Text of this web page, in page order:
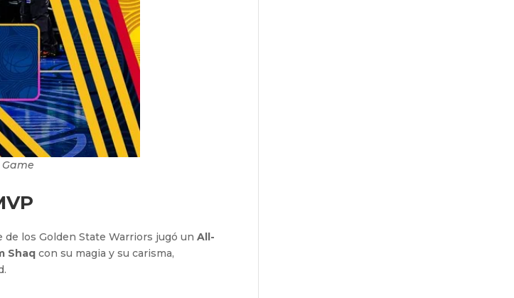
de los Golden State Warriors jugó unAll-
Shaq con su magia y su carisma,